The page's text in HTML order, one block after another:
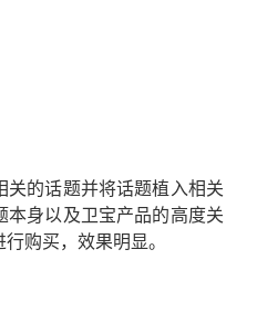
关的话题并将话题植入相关
本身以及卫宝产品的高度关
购买，效果明显。